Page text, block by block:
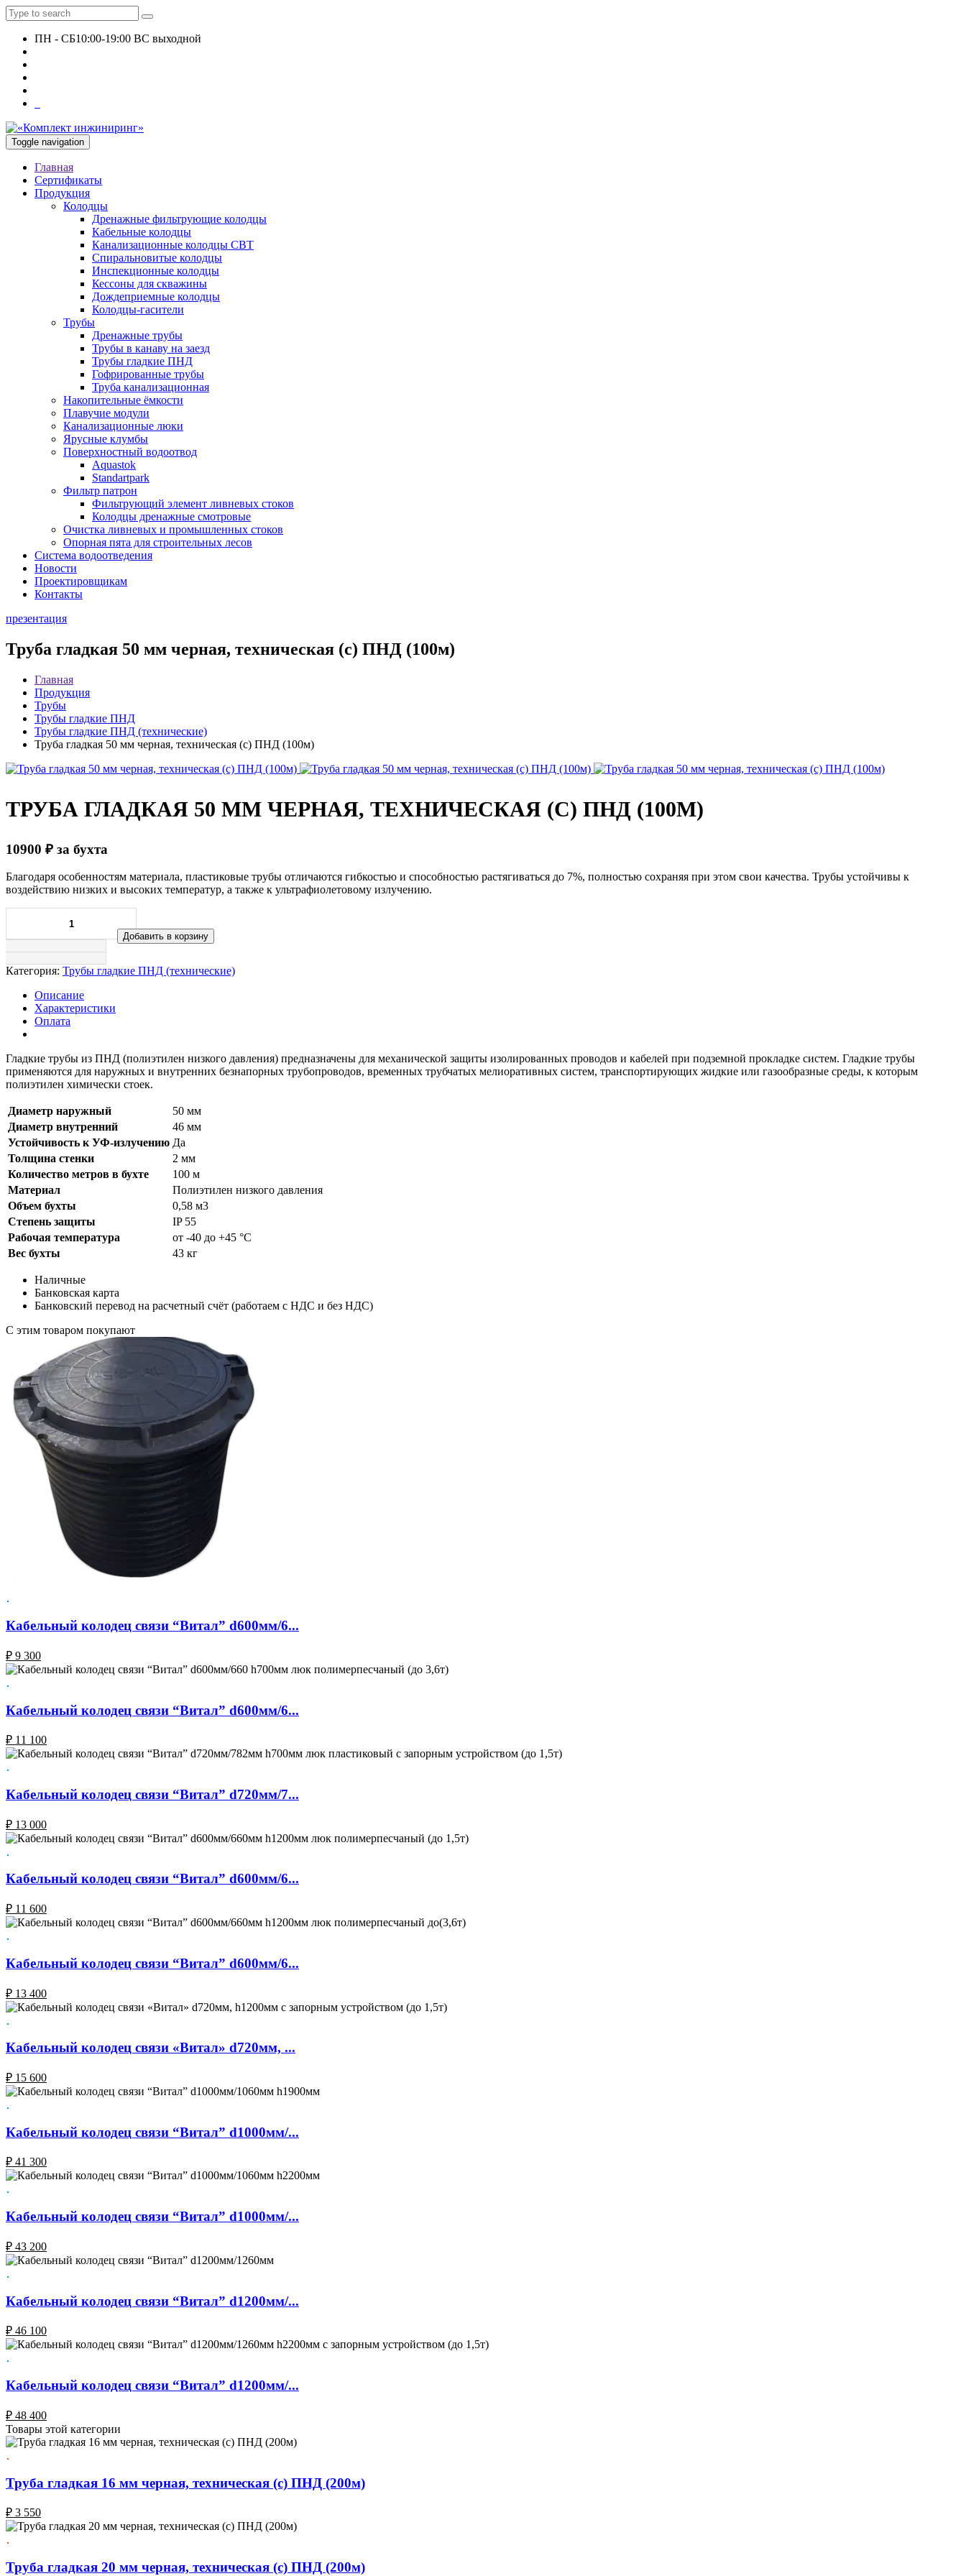
ПН - СБ10:00-19:00 ВС выходной
Toggle navigation
Главная
Сертификаты
Продукция
Колодцы
Дренажные фильтрующие колодцы
Кабельные колодцы
Канализационные колодцы СВТ
Спиральновитые колодцы
Инспекционные колодцы
Кессоны для скважины
Дождеприемные колодцы
Колодцы-гасители
Трубы
Дренажные трубы
Трубы в канаву на заезд
Трубы гладкие ПНД
Гофрированные трубы
Труба канализационная
Накопительные ёмкости
Плавучие модули
Канализационные люки
Ярусные клумбы
Поверхностный водоотвод
Aquastok
Standartpark
Фильтр патрон
Фильтрующий элемент ливневых стоков
Колодцы дренажные смотровые
Очистка ливневых и промышленных стоков
Опорная пята для строительных лесов
Система водоотведения
Новости
Проектировщикам
Контакты
презентация
Труба гладкая 50 мм черная, техническая (с) ПНД (100м)
Главная
Продукция
Трубы
Трубы гладкие ПНД
Трубы гладкие ПНД (технические)
Труба гладкая 50 мм черная, техническая (с) ПНД (100м)
ТРУБА ГЛАДКАЯ 50 ММ ЧЕРНАЯ, ТЕХНИЧЕСКАЯ (С) ПНД (100М)
10900 ₽ за бухта
Благодаря особенностям материала, пластиковые трубы отличаются гибкостью и способностью растягиваться до 7%, полностью сохраняя при этом свои качества. Трубы устойчивы к
воздействию низких и высоких температур, а также к ультрафиолетовому излучению.
Добавить в корзину
Категория: Трубы гладкие ПНД (технические)
Описание
Характеристики
Оплата
Гладкие трубы из ПНД (полиэтилен низкого давления) предназначены для механической защиты изолированных проводов и кабелей при подземной прокладке систем. Гладкие трубы
применяются для наружных и внутренних безнапорных трубопроводов, временных трубчатых мелиоративных систем, транспортирующих жидкие или газообразные среды, к которым
полиэтилен химически стоек.
Диаметр наружный
50 мм
Диаметр внутренний
46 мм
Устойчивость к УФ-излучению Да
Толщина стенки
2 мм
Количество метров в бухте
100 м
Материал
Полиэтилен низкого давления
Объем бухты
0,58 м3
Степень защиты
IP 55
Рабочая температура
от -40 до +45 °С
Вес бухты
43 кг
Наличные
Банковская карта
Банковский перевод на расчетный счёт (работаем с НДС и без НДС)
C этим товаром покупают
Кабельный колодец связи “Витал” d600мм/6...
₽ 9 300
Кабельный колодец связи “Витал” d600мм/6...
₽ 11 100
Кабельный колодец связи “Витал” d720мм/7...
₽ 13 000
Кабельный колодец связи “Витал” d600мм/6...
₽ 11 600
Кабельный колодец связи “Витал” d600мм/6...
₽ 13 400
Кабельный колодец связи «Витал» d720мм, ...
₽ 15 600
Кабельный колодец связи “Витал” d1000мм/...
₽ 41 300
Кабельный колодец связи “Витал” d1000мм/...
₽ 43 200
Кабельный колодец связи “Витал” d1200мм/...
₽ 46 100
Кабельный колодец связи “Витал” d1200мм/...
₽ 48 400
Товары этой категории
Труба гладкая 16 мм черная, техническая (с) ПНД (200м)
₽ 3 550
Труба гладкая 20 мм черная, техническая (с) ПНД (200м)